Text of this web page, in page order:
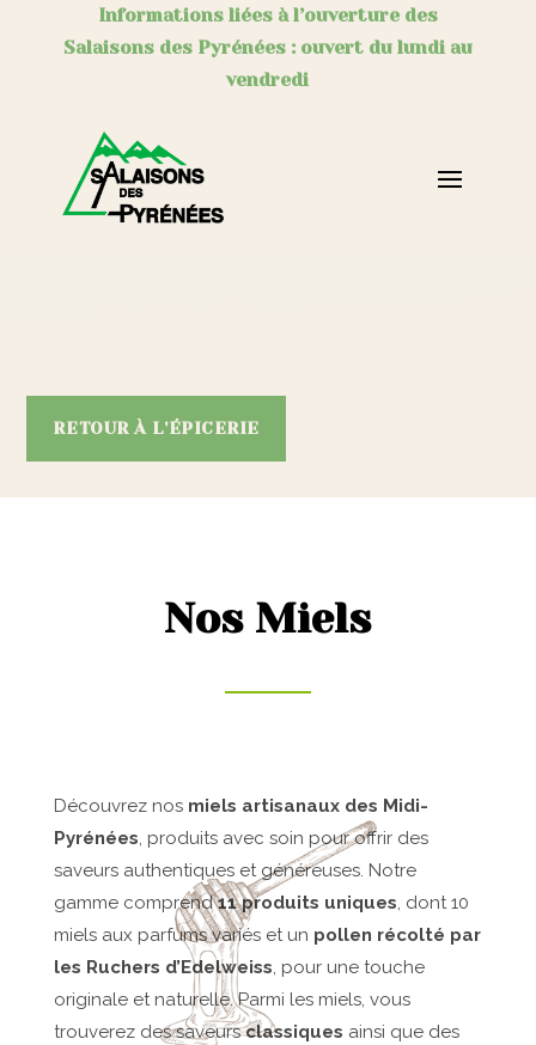
Informations liées à l’ouverture des
Salaisons des Pyrénées : ouvert du lundi au
vendredi
RETOUR À L'ÉPICERIE
Nos Miels
Découvrez nos miels artisanaux des Midi-
Pyrénées, produits avec soin pour offrir des
saveurs authentiques et généreuses. Notre
gamme comprend11 produits uniques, dont 10
miels aux parfums variés et un pollen récolté par
les Ruchers d’Edelweiss, pour une touche
originale et naturelle. Parmi les miels, vous
trouverez des saveursclassiques ainsi que des